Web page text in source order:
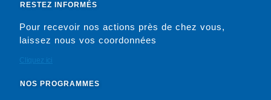
RESTEZ INFORMÉS
Pour recevoir nos actions près de chez vous,
laissez nous vos coordonnées
Cliquez ici
NOS PROGRAMMES